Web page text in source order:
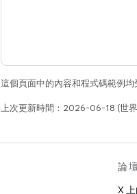
這個頁面中的內容和程式碼範例均
上次更新時間：2026-06-18 (世界
論壇
X